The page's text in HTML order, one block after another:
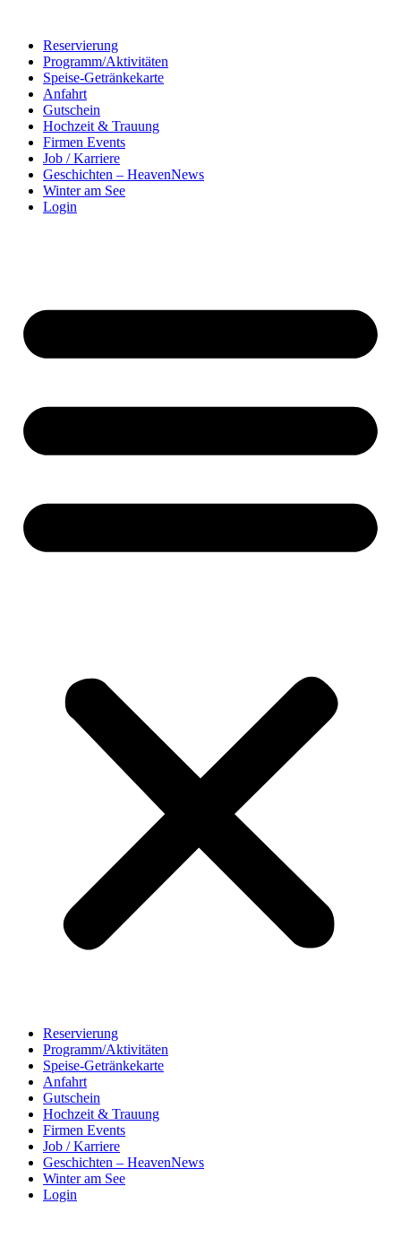
springenReservierung
Programm/Aktivitäten
Speise-Getränkekarte
Anfahrt
Gutschein
Hochzeit & Trauung
Firmen Events
Job / Karriere
Geschichten – HeavenNews
Winter am See
Login
Reservierung
Programm/Aktivitäten
Speise-Getränkekarte
Anfahrt
Gutschein
Hochzeit & Trauung
Firmen Events
Job / Karriere
Geschichten – HeavenNews
Winter am See
Login